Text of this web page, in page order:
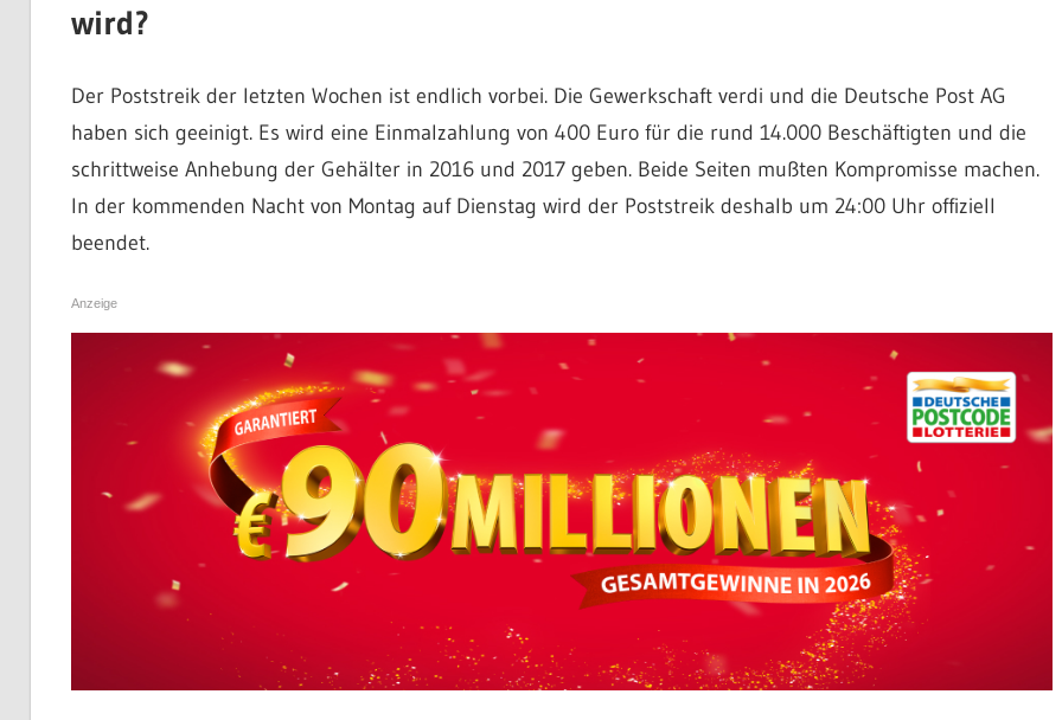
wird?
Der Poststreik der letzten Wochen ist endlich vorbei. Die Gewerkschaft verdi und die Deutsche Post AG
haben sich geeinigt. Es wird eine Einmalzahlung von 400 Euro für die rund 14.000 Beschäftigten und die
schrittweise Anhebung der Gehälter in 2016 und 2017 geben. Beide Seiten mußten Kompromisse machen.
In der kommenden Nacht von Montag auf Dienstag wird der Poststreik deshalb um 24:00 Uhr offiziell
beendet.
Anzeige